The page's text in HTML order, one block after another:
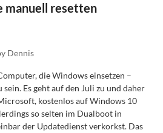
manuell resetten
Dennis
die Windows einsetzen –
Es geht auf den Juli zu und daher
kostenlos auf Windows 10
so selten im Dualboot in
der Updatedienst verkorkst. Das